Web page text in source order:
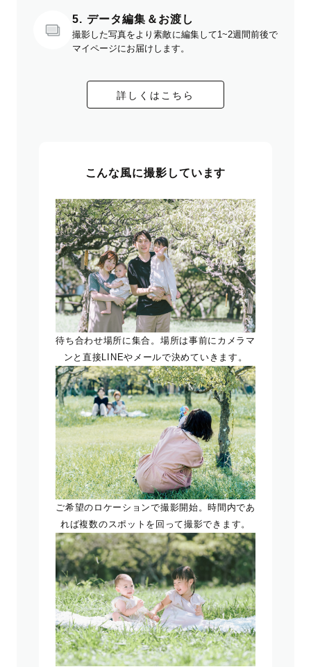
5. データ編集＆お渡し
撮影した写真をより素敵に編集して1~2週間前後で
マイページにお届けします。
詳しくはこちら
こんな風に撮影しています
待ち合わせ場所に集合。場所は事前にカメラマ
ンと直接LINEやメールで決めていきます。
ご希望のロケーションで撮影開始。時間内であ
れば複数のスポットを回って撮影できます。